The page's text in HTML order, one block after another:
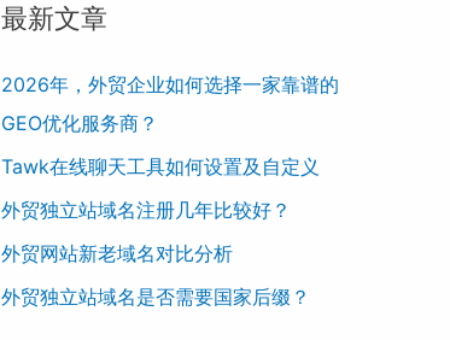
最新文章
2026年，外贸企业如何选择一家靠谱的
GEO优化服务商？
Tawk在线聊天工具如何设置及自定义
外贸独立站域名注册几年比较好？
外贸网站新老域名对比分析
外贸独立站域名是否需要国家后缀？